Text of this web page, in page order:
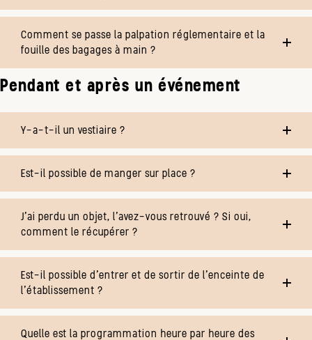
Comment se passe la palpation réglementaire et la
fouille des bagages à main ?
Pendant et après un événement
Y-a-t-il un vestiaire ?
Est-il possible de manger sur place ?
J’ai perdu un objet, l’avez-vous retrouvé ? Si oui,
comment le récupérer ?
Est-il possible d’entrer et de sortir de l’enceinte de
l’établissement ?
Quelle est la programmation heure par heure des